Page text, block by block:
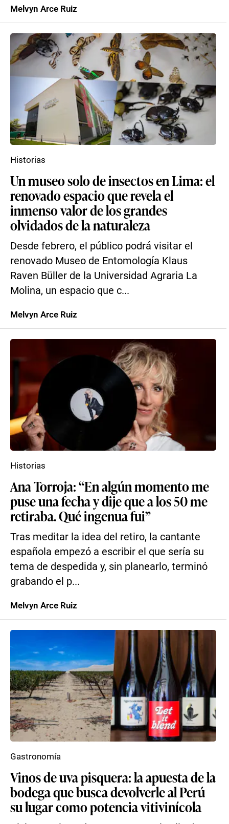
Melvyn Arce Ruiz
Un museo solo de insectos en Lima: el
renovado espacio que revela el
inmenso valor de los grandes
olvidados de la naturaleza
Desde febrero, el público podrá visitar el
renovado Museo de Entomología Klaus
Raven Büller de la Universidad Agraria La
Molina, un espacio que c...
Historias
Melvyn Arce Ruiz
Ana Torroja: “En algún momento me
puse una fecha y dije que a los 50 me
retiraba. Qué ingenua fui”
Tras meditar la idea del retiro, la cantante
española empezó a escribir el que sería su
tema de despedida y, sin planearlo, terminó
grabando el p...
Historias
Melvyn Arce Ruiz
Vinos de uva pisquera: la apuesta de la
bodega que busca devolverle al Perú
su lugar como potencia vitivinícola
Gastronomía